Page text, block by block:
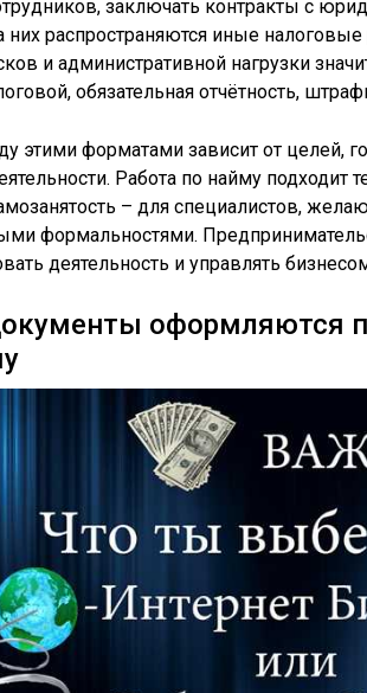
заключать контракты с
них распространяются иные
и административной нагрузки
обязательная отчётность,
этими форматами зависит от целей,
Работа по найму подходит
– для специалистов,
формальностями.
деятельность и управлять
оформляются